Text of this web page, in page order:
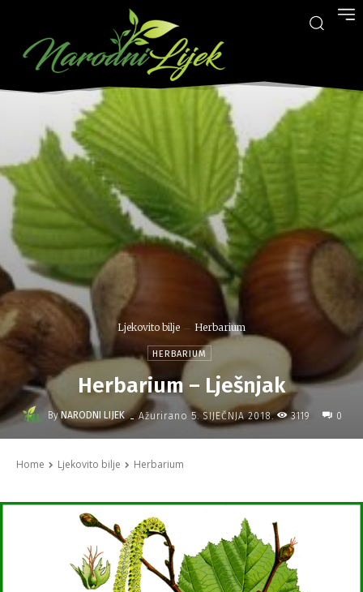
Ljekovito bilje Herbarium
HERBARIUM
Herbarium – Lješnjak
By NARODNI LIJEK - Ažurirano 5. SIJEČNJA 2018. 3119 0
Home Ljekovito bilje Herbarium